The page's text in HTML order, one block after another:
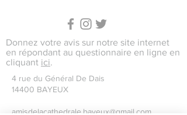
Donnez votre avis sur notre site internet
en répondant au questionnaire en ligne en
cliquant ici.
4 rue du Général De Dais
14400 BAYEUX
amisdelacathedrale.bayeux@gmail.com